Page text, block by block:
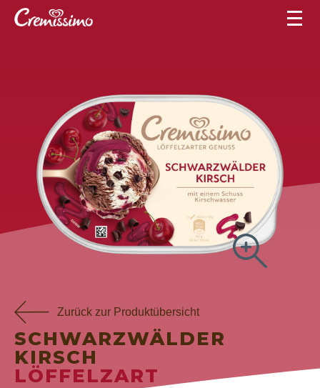
Zurück zur Produktübersicht
SCHWARZWÄLDER
KIRSCH
LÖFFELZART